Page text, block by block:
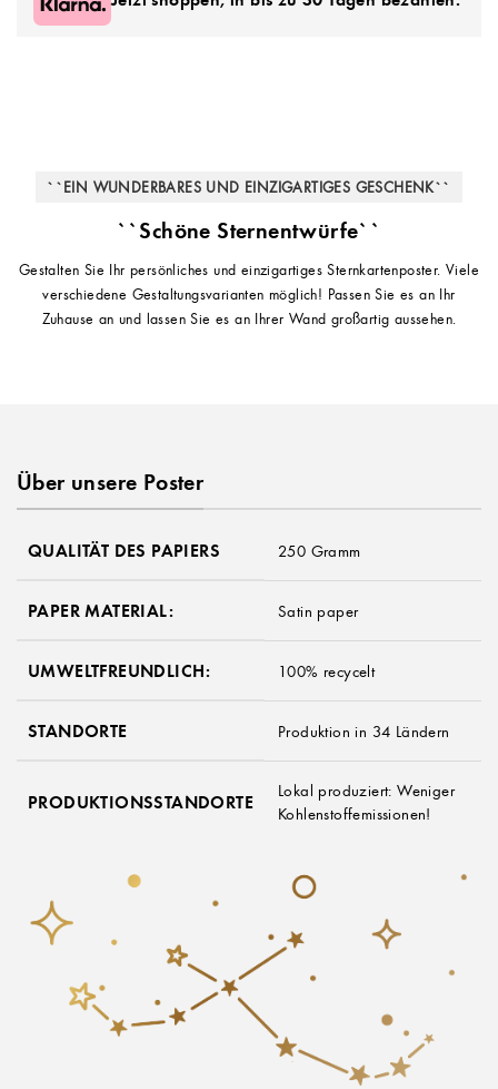
``EIN WUNDERBARES UND EINZIGARTIGES GESCHENK``
``Schöne Sternentwürfe``
Gestalten Sie Ihr persönliches und einzigartiges Sternkartenposter. Viele
verschiedene Gestaltungsvarianten möglich! Passen Sie es an Ihr
Zuhause an und lassen Sie es an Ihrer Wand großartig aussehen.
Über unsere Poster
QUALITÄT DES PAPIERS 250 Gramm
PAPER MATERIAL: Satin paper
UMWELTFREUNDLICH: 100% recycelt
STANDORTE Produktion in 34 Ländern
PRODUKTIONSSTANDORTE
Lokal produziert: Weniger
Kohlenstoffemissionen!